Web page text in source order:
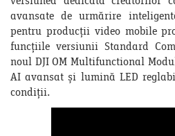
avansate de urmărire
pentru producții video mobile
funcțiile versiunii Standard
noul DJI OM Multifunctional
AI avansat și lumină LED
condiții.